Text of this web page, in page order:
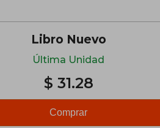
Libro Nuevo
Última Unidad
$ 31.28
Comprar